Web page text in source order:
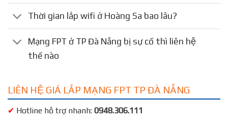
Thời gian lắp wifi ở Hoàng Sa bao lâu?
Mạng FPT ở TP Đà Nẵng bị sự cố thì liên hệ
thế nào
LIÊN HỆ GIÁ LẮP MẠNG FPT TP ĐÀ NẴNG
✔ Hotline hỗ trợ nhanh: 0948.306.111